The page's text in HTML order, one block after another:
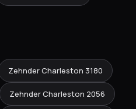
Zehnder Charleston 3180
Zehnder Charleston 2056